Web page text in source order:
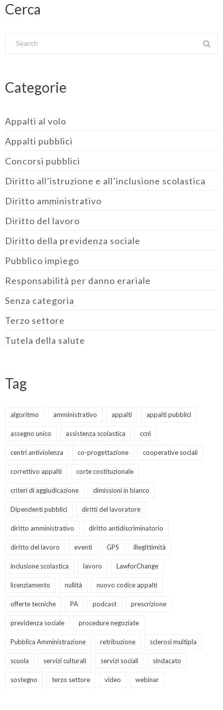
Cerca
Categorie
Appalti al volo
Appalti pubblici
Concorsi pubblici
Diritto all’istruzione e all’inclusione scolastica
Diritto amministrativo
Diritto del lavoro
Diritto della previdenza sociale
Pubblico impiego
Responsabilità per danno erariale
Senza categoria
Terzo settore
Tutela della salute
Tag
algoritmo amministrativo appalti appalti pubblici
assegno unico assistenza scolastica ccnl
centri antiviolenza co-progettazione cooperative sociali
correttivo appalti corte costituzionale
criteri di aggiudicazione dimissioni in bianco
Dipendenti pubblici diritti del lavoratore
diritto amministrativo diritto antidiscriminatorio
diritto del lavoro eventi GPS illegittimità
inclusione scolastica lavoro LawforChange
licenziamento nullità nuovo codice appalti
offerte tecniche PA podcast prescrizione
previdenza sociale procedure negoziate
Pubblica Amministrazione retribuzione sclerosi multipla
scuola servizi culturali servizi sociali sindacato
sostegno terzo settore video webinar